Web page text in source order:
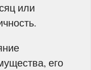
или
его